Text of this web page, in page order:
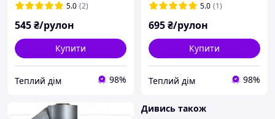
5.0 (2)
545₴/рулон
Купити
Теплий дім 98%
5.0 (1)
695₴/рулон
Купити
Теплий дім 98%
Дивись також